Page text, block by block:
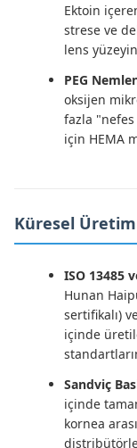
Ektoin
strese ve
lens
PEG
oksijen
fazla
için HEMA
Küresel
ISO 13485
Hunan
sertifikalı)
içinde
Sandviç
içinde
kornea